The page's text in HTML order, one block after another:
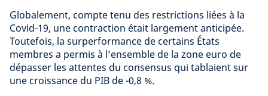
Globalement, compte tenu des restrictions liées à la
Covid-19, une contraction était largement anticipée.
Toutefois, la surperformance de certains États
membres a permis à l’ensemble de la zone euro de
dépasser les attentes du consensus qui tablaient sur
une croissance du PIB de -0,8 %.